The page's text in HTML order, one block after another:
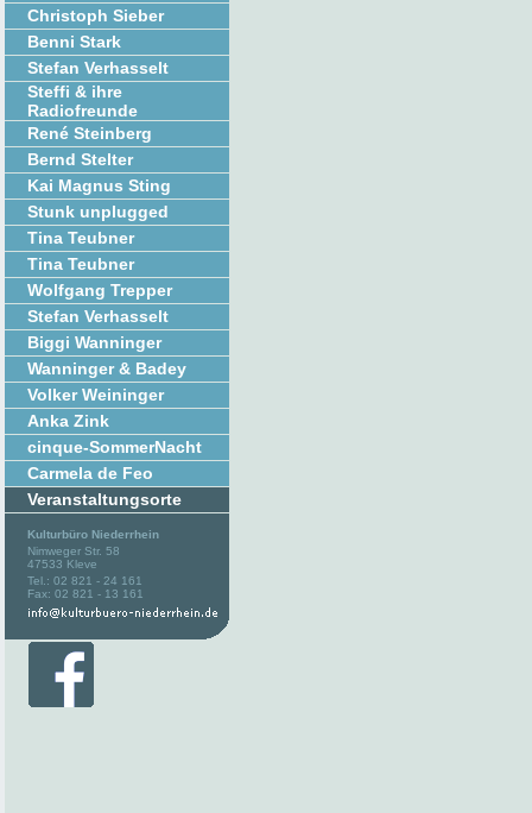
Christoph Sieber
Benni Stark
Stefan Verhasselt
Steffi & ihre
Radiofreunde
René Steinberg
Bernd Stelter
Kai Magnus Sting
Stunk unplugged
Tina Teubner
Tina Teubner
Wolfgang Trepper
Stefan Verhasselt
Biggi Wanninger
Wanninger & Badey
Volker Weininger
Anka Zink
cinque-SommerNacht
Carmela de Feo
Veranstaltungsorte
Kulturbüro Niederrhein
Nimweger Str. 58
47533 Kleve
Tel.: 02 821 - 24 161
Fax: 02 821 - 13 161